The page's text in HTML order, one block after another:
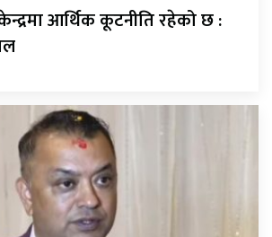
केन्द्रमा आर्थिक कूटनीति रहेको छ :